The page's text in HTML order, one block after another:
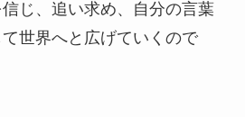
じ、追い求め、自分の言葉
世界へと広げていくので